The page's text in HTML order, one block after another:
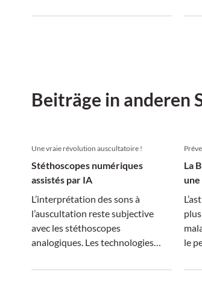
Beiträge in anderen
Une vraie révolution auscultatoire !
Stéthoscopes numériques
assistés par IA
L’interprétation des sons à
l’auscultation reste subjective
avec les stéthoscopes
analogiques. Les technologies
remédier.
La
une
le